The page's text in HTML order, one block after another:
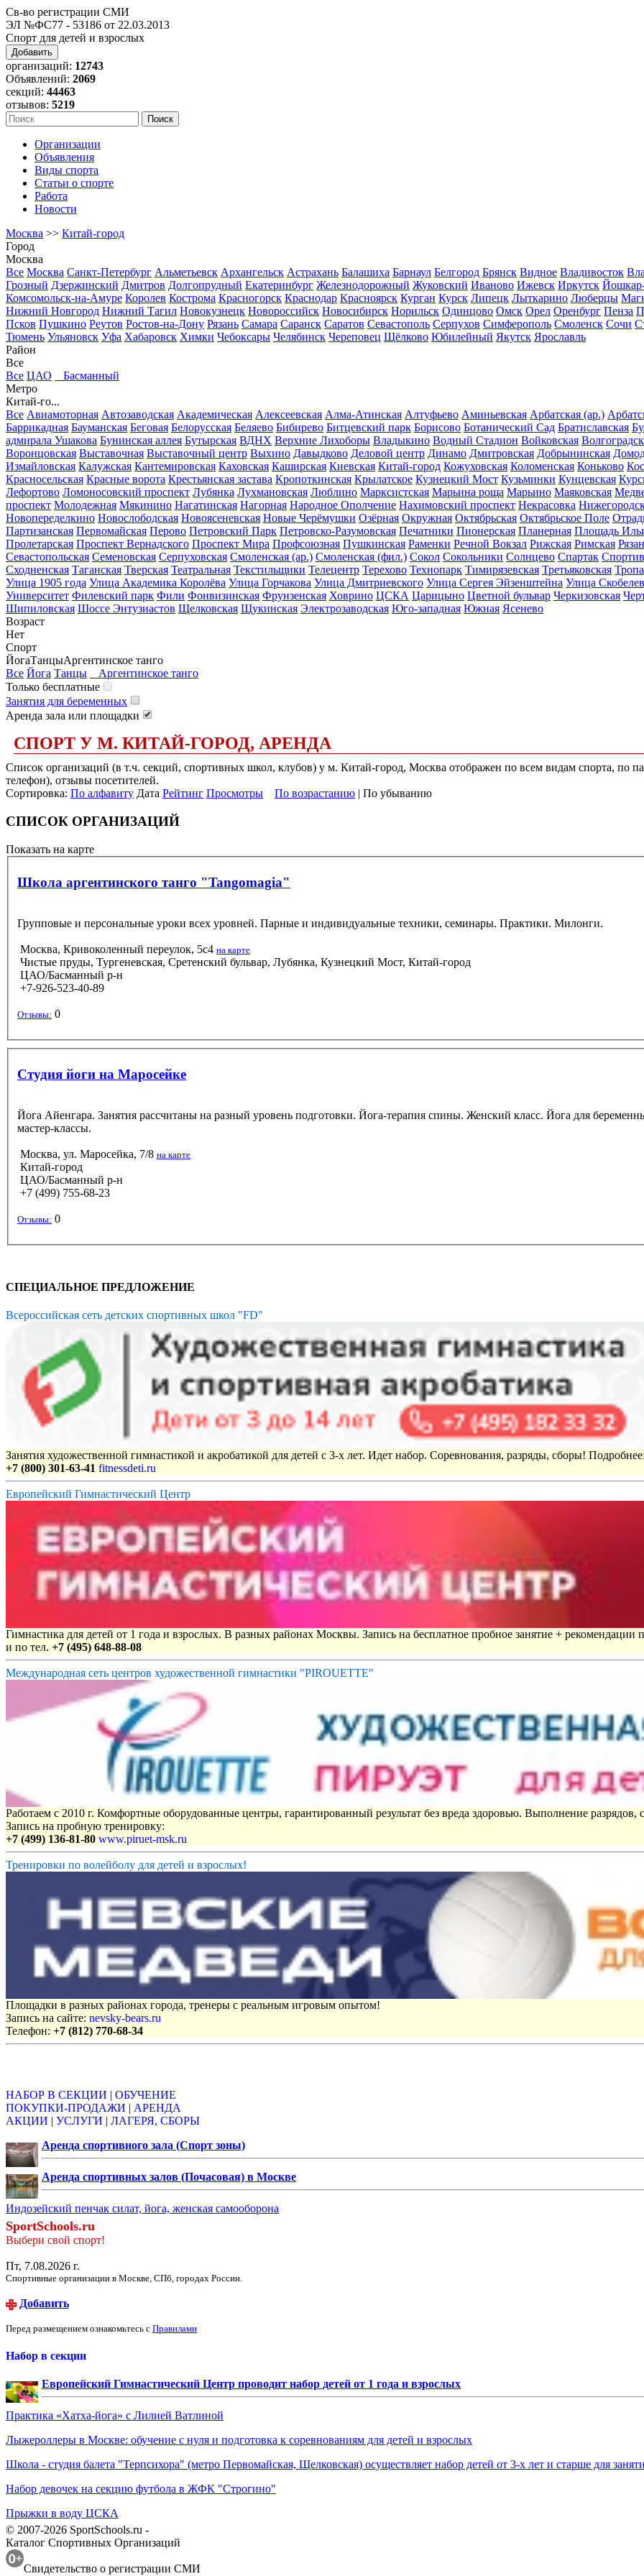
Св-во регистрации СМИ
ЭЛ №ФС77 - 53186 от 22.03.2013
Спорт для детей и взрослых
Добавить
организаций: 12743
Объявлений: 2069
секций: 44463
отзывов: 5219
Организации
Объявления
Виды спорта
Статьи о спорте
Работа
Новости
Москва >> Китай-город
Город
Москва
Все Москва Санкт-Петербург Альметьевск Архангельск Астрахань Балашиха Барнаул Белгород Брянск Видное Владивосток
Грозный Дзержинский Дмитров Долгопрудный Екатеринбург Железнодорожный Жуковский Иваново Ижевск Иркутск
Комсомольск-на-Амуре Королев Кострома Красногорск Краснодар Красноярск Курган Курск Липецк Лыткарино Люберцы
Нижний Новгород Нижний Тагил Новокузнецк Новороссийск Новосибирск Норильск Одинцово Омск Орел Оренбург Пенза
Псков Пушкино Реутов Ростов-на-Дону Рязань Самара Саранск Саратов Севастополь Серпухов Симферополь Смоленск Сочи
Тюмень Ульяновск Уфа Хабаровск Химки Чебоксары Челябинск Череповец Щёлково Юбилейный Якутск Ярославль
Район
Все
Все ЦАО
Басманный
Метро
Китай-го...
Все Авиамоторная Автозаводская Академическая Алексеевская Алма-Атинская Алтуфьево Аминьевская Арбатская (ар.)
Баррикадная Бауманская Беговая Белорусская Беляево Бибирево Битцевский парк Борисово Ботанический Сад Братиславская
адмирала Ушакова Бунинская аллея Бутырская ВДНХ Верхние Лихоборы Владыкино Водный Стадион Войковская
Воронцовская Выставочная Выставочный центр Выхино Давыдково Деловой центр Динамо Дмитровская Добрынинская
Измайловская Калужская Кантемировская Каховская Каширская Киевская Китай-город Кожуховская Коломенская Коньково
Красносельская Красные ворота Крестьянская застава Кропоткинская Крылатское Кузнецкий Мост Кузьминки Кунцевская
Лефортово Ломоносовский проспект Лубянка Лухмановская Люблино Марксистская Марьина роща Марьино Маяковская
проспект Молодежная Мякинино Нагатинская Нагорная Народное Ополчение Нахимовский проспект Некрасовка
Новопеределкино Новослободская Новоясеневская Новые Черёмушки Озёрная Окружная Октябрьская Октябрьское Поле
Партизанская Первомайская Перово Петровский Парк Петровско-Разумовская Печатники Пионерская Планерная Площадь
Пролетарская Проспект Вернадского Проспект Мира Профсоюзная Пушкинская Раменки Речной Вокзал Рижская Римская
Севастопольская Семеновская Серпуховская Смоленская (ар.) Смоленская (фил.) Сокол Сокольники Солнцево Спартак
Сходненская Таганская Тверская Театральная Текстильщики Телецентр Терехово Технопарк Тимирязевская Третьяковская
Улица 1905 года Улица Академика Королёва Улица Горчакова Улица Дмитриевского Улица Сергея Эйзенштейна Улица
Университет Филевский парк Фили Фонвизинская Фрунзенская Ховрино ЦСКА Царицыно Цветной бульвар Черкизовская
Шипиловская Шоссе Энтузиастов Щелковская Щукинская Электрозаводская Юго-западная Южная Ясенево
Возраст
Нет
Спорт
ЙогаТанцыАргентинское танго
Все Йога Танцы
Аргентинское танго
Только бесплатные
Занятия для беременных
Аренда зала или площадки
СПОРТ У М. КИТАЙ-ГОРОД, АРЕНДА
Список организаций (в т.ч. секций, спортивных школ, клубов) у м. Китай-город, Москва отображен по всем видам спорта, по
телефон), отзывы посетителей.
Сортировка: По алфавиту Дата Рейтинг Просмотры По возрастанию | По убыванию
СПИСОК ОРГАНИЗАЦИЙ
Показать на карте
Школа аргентинского танго "Tangomagia"
Групповые и персональные уроки всех уровней. Парные и индивидуальные техники, семинары. Практики. Милонги.
Москва, Кривоколенный переулок, 5с4 на карте
Чистые пруды, Тургеневская, Сретенский бульвар, Лубянка, Кузнецкий Мост, Китай-город
ЦАО/Басманный р-н
+7-926-523-40-89
Отзывы: 0
Студия йоги на Маросейке
Йога Айенгара. Занятия рассчитаны на разный уровень подготовки. Йога-терапия спины. Женский класс. Йога для
мастер-классы.
Москва, ул. Маросейка, 7/8 на карте
Китай-город
ЦАО/Басманный р-н
+7 (499) 755-68-23
Отзывы: 0
СПЕЦИАЛЬНОЕ ПРЕДЛОЖЕНИЕ
Всероссийская сеть детских спортивных школ "FD"
Занятия художественной гимнастикой и акробатикой для детей с 3-х лет. Идет набор. Соревнования, разряды, сборы!
+7 (800) 301-63-41 fitnessdeti.ru
Европейский Гимнастический Центр
Гимнастика для детей от 1 года и взрослых. В разных районах Москвы. Запись на бесплатное пробное занятие + рекомендации
и по тел. +7 (495) 648-88-08
Международная сеть центров художественной гимнастики "PIROUETTE"
Работаем с 2010 г. Комфортные оборудованные центры, гарантированный результат без вреда здоровью. Выполнение
Запись на пробную тренировку:
+7 (499) 136-81-80 www.piruet-msk.ru
Тренировки по волейболу для детей и взрослых!
Площадки в разных районах города, тренеры с реальным игровым опытом!
Запись на сайте: nevsky-bears.ru
Телефон: +7 (812) 770-68-34
НАБОР В СЕКЦИИ | ОБУЧЕНИЕ
ПОКУПКИ-ПРОДАЖИ | АРЕНДА
АКЦИИ | УСЛУГИ | ЛАГЕРЯ, СБОРЫ
Аренда спортивного зала (Спорт зоны)
Аренда спортивных залов (Почасовая) в Москве
Индозейский пенчак силат, йога, женская самооборона
SportSchools.ru
Выбери свой спорт!
Пт, 7.08.2026 г.
Спортивные организации в Москве, СПб, городах России.
Добавить
Перед размещением ознакомьтесь с Правилами
Набор в секции
Европейский Гимнастический Центр проводит набор детей от 1 года и взрослых
Практика «Хатха-йога» с Лилией Ватлиной
Лыжероллеры в Москве: обучение с нуля и подготовка к соревнованиям для детей и взрослых
Школа - студия балета "Терпсихора" (метро Первомайская, Щелковская) осуществляет набор детей от 3-х лет и старше для
Набор девочек на секцию футбола в ЖФК "Строгино"
Прыжки в воду ЦСКА
© 2007-2026 SportSchools.ru -
Каталог Спортивных Организаций
Свидетельство о регистрации СМИ